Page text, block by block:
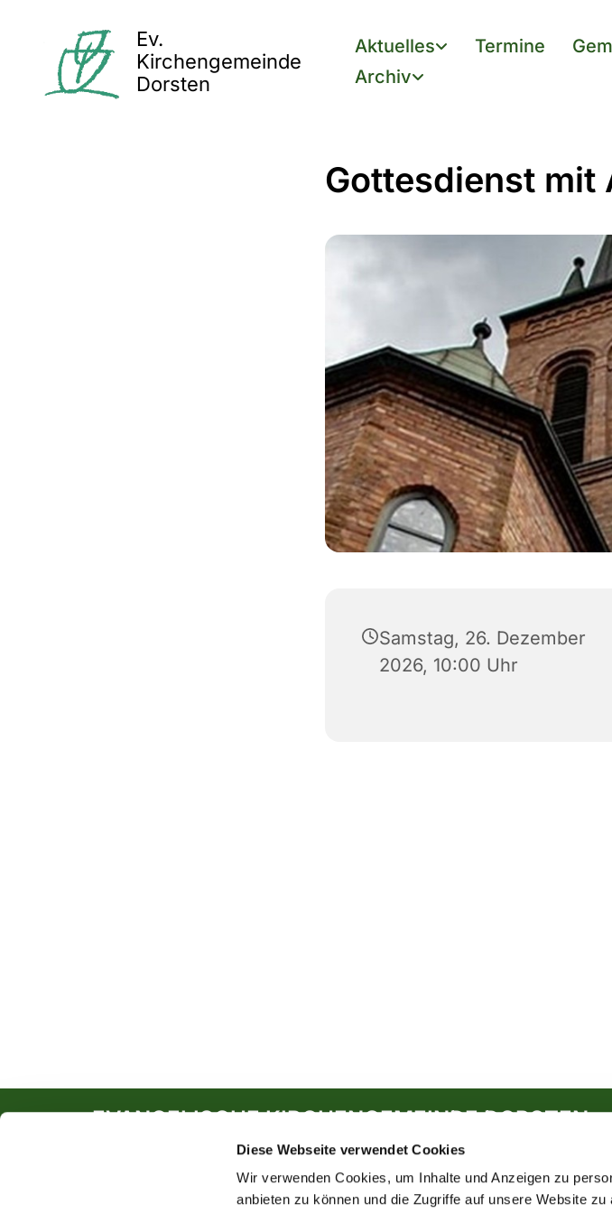
Diese Webseite verwendet Cookies
Wir verwenden Cookies, um Inhalte und Anzeigen zu
anbieten zu können und die Zugriffe auf unsere Website
Ev.
Kirchengemeinde
Dorsten
Aktuelles Termine
Archiv
Gottesdienst mit
Samstag, 26. Dezember
2026, 10:00 Uhr
EVANGELISCHE KIRCHENGEMEINDE DORSTEN